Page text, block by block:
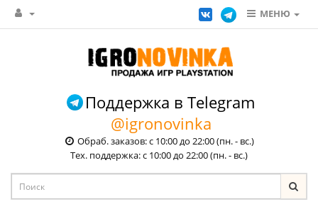
МЕНЮ
Поддержка в Telegram
@igronovinka
Обраб. заказов: с 10:00 до 22:00 (пн. - вс.)
Тех. поддержка: с 10:00 до 22:00 (пн. - вс.)